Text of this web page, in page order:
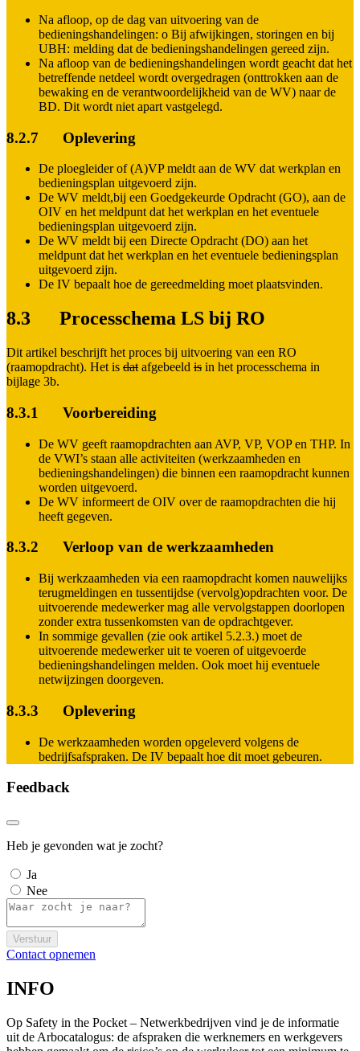
Na afloop, op de dag van uitvoering van de
bedieningshandelingen: o Bij afwijkingen, storingen en bij
UBH: melding dat de bedieningshandelingen gereed zijn.
Na afloop van de bedieningshandelingen wordt geacht dat het
betreffende netdeel wordt overgedragen (onttrokken aan de
bewaking en de verantwoordelijkheid van de WV) naar de
BD. Dit wordt niet apart vastgelegd.
8.2.7 Oplevering
De ploegleider of (A)VP meldt aan de WV dat werkplan en
bedieningsplan uitgevoerd zijn.
De WV meldt,bij een Goedgekeurde Opdracht (GO), aan de
OIV en het meldpunt dat het werkplan en het eventuele
bedieningsplan uitgevoerd zijn.
De WV meldt bij een Directe Opdracht (DO) aan het
meldpunt dat het werkplan en het eventuele bedieningsplan
uitgevoerd zijn.
De IV bepaalt hoe de gereedmelding moet plaatsvinden.
8.3 Processchema LS bij RO
Dit artikel beschrijft het proces bij uitvoering van een RO
(raamopdracht). Het is dat afgebeeld is in het processchema in
bijlage 3b.
8.3.1 Voorbereiding
De WV geeft raamopdrachten aan AVP, VP, VOP en THP. In
de VWI’s staan alle activiteiten (werkzaamheden en
bedieningshandelingen) die binnen een raamopdracht kunnen
worden uitgevoerd.
De WV informeert de OIV over de raamopdrachten die hij
heeft gegeven.
8.3.2 Verloop van de werkzaamheden
Bij werkzaamheden via een raamopdracht komen nauwelijks
terugmeldingen en tussentijdse (vervolg)opdrachten voor. De
uitvoerende medewerker mag alle vervolgstappen doorlopen
zonder extra tussenkomsten van de opdrachtgever.
In sommige gevallen (zie ook artikel 5.2.3.) moet de
uitvoerende medewerker uit te voeren of uitgevoerde
bedieningshandelingen melden. Ook moet hij eventuele
netwijzingen doorgeven.
8.3.3 Oplevering
De werkzaamheden worden opgeleverd volgens de
bedrijfsafspraken. De IV bepaalt hoe dit moet gebeuren.
Feedback
Heb je gevonden wat je zocht?
Ja
Nee
Verstuur
Contact opnemen
INFO
Op Safety in the Pocket – Netwerkbedrijven vind je de informatie
uit de Arbocatalogus: de afspraken die werknemers en werkgevers